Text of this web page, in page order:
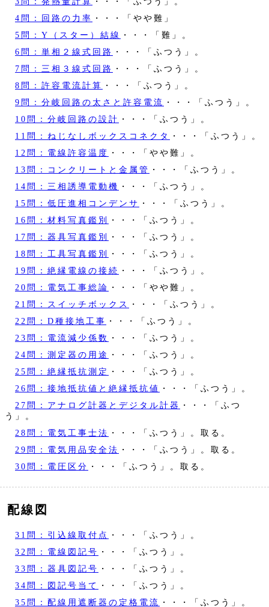
4問：回路の力率 ・・・「やや難」
5問：Y（スター）結線
・・・「難」。
6問：単相２線式回路
・・・「ふつう」。
7問：三相３線式回路
・・・「ふつう」。
8問：許容電流計算 ・・・「ふつう」。
9問：分岐回路の太さと許容電流 ・・・「ふつう」。
10問：分岐回路の設計 ・・・「ふつう」。
11問：ねじなしボックスコネクタ
・・・「ふつう」。
12問：電線許容温度 ・・・「やや難」。
13問：コンクリートと金属管
・・・「ふつう」。
14問：三相誘導電動機 ・・・「ふつう」。
15問：低圧進相コンデンサ ・・・「ふつう」。
16問：材料写真鑑別
・・・「ふつう」。
17問：器具写真鑑別
・・・「ふつう」。
18問：工具写真鑑別
・・・「ふつう」。
19問：絶縁電線の接続 ・・・「ふつう」。
20問：電気工事総論 ・・・「やや難」。
21問：スイッチボックス
・・・「ふつう」。
22問：D種接地工事 ・・・「ふつう」。
23問：電流減少係数
・・・「ふつう」。
24問：測定器の用途
・・・「ふつう」。
25問：絶縁抵抗測定
・・・「ふつう」。
26問：接地抵抗値と絶縁抵抗値
・・・「ふつう」。
27問：アナログ計器とデジタル計器
・・・「ふつ
う」。
28問：電気工事士法 ・・・「ふつう」。取る。
29問：電気用品安全法 ・・・「ふつう」。取る。
30問：電圧区分 ・・・「ふつう」。取る。
配線図
31問：引込線取付点
・・・「ふつう」。
32問：電線図記号 ・・・「ふつう」。
33問：器具図記号 ・・・「ふつう」。
34問：図記号当て
・・・「ふつう」。
35問：配線用遮断器の定格電流 ・・・「ふつう」。